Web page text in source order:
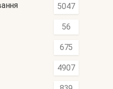
5047
56
675
4907